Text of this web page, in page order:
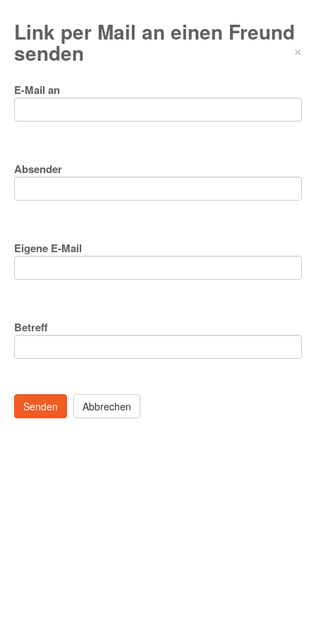
Link per Mail an einen Freund
senden ×
E-Mail an
Absender
Eigene E-Mail
Betreff
Senden Abbrechen